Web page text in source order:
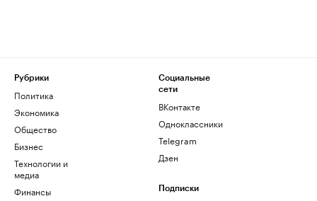
Рубрики
Политика
Экономика
Общество
Бизнес
Технологии и
медиа
Финансы
Социальные
сети
ВКонтакте
Одноклассники
Telegram
Дзен
Подписки